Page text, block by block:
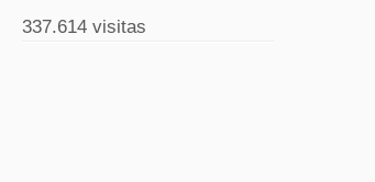
337.614 visitas